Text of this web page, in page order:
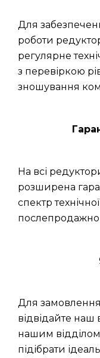
Для
роботи
регулярне
з перевіркою
зношування
На всі
розширена
спектр
Для замовлення
відвідайте наш
нашим
підібрати